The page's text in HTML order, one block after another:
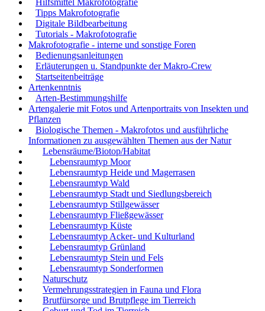
Hilfsmittel Makrofotografie
Tipps Makrofotografie
Digitale Bildbearbeitung
Tutorials - Makrofotografie
Makrofotografie - interne und sonstige Foren
Bedienungsanleitungen
Erläuterungen u. Standpunkte der Makro-Crew
Startseitenbeiträge
Artenkenntnis
Arten-Bestimmungshilfe
Artengalerie mit Fotos und Artenportraits von Insekten und
Pflanzen
Biologische Themen - Makrofotos und ausführliche
Informationen zu ausgewählten Themen aus der Natur
Lebensräume/Biotop/Habitat
Lebensraumtyp Moor
Lebensraumtyp Heide und Magerrasen
Lebensraumtyp Wald
Lebensraumtyp Stadt und Siedlungsbereich
Lebensraumtyp Stillgewässer
Lebensraumtyp Fließgewässer
Lebensraumtyp Küste
Lebensraumtyp Acker- und Kulturland
Lebensraumtyp Grünland
Lebensraumtyp Stein und Fels
Lebensraumtyp Sonderformen
Naturschutz
Vermehrungsstrategien in Fauna und Flora
Brutfürsorge und Brutpflege im Tierreich